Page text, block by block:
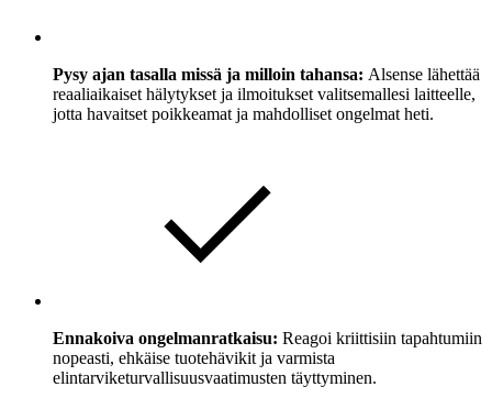
Pysy ajan tasalla missä ja milloin tahansa: Alsense lähettää
reaaliaikaiset hälytykset ja ilmoitukset valitsemallesi laitteelle,
jotta havaitset poikkeamat ja mahdolliset ongelmat heti.
Ennakoiva ongelmanratkaisu: Reagoi kriittisiin tapahtumiin
nopeasti, ehkäise tuotehävikit ja varmista
elintarviketurvallisuusvaatimusten täyttyminen.